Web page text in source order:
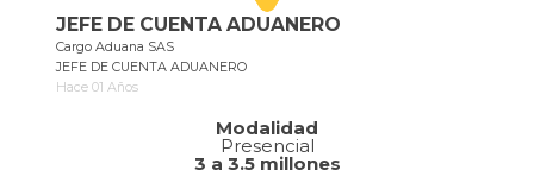
JEFE DE CUENTA ADUANERO
Cargo Aduana SAS
JEFE DE CUENTA ADUANERO
Hace 01 Años
Modalidad
Presencial
3 a 3.5 millones